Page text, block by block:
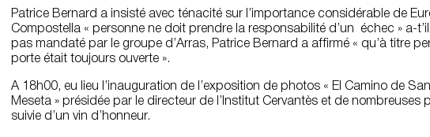
Patrice Bernard a insisté avec ténacité sur l’importance considérable de
Compostella « personne ne doit prendre la responsabilité d’un échec » a-
pas mandaté par le groupe d’Arras, Patrice Bernard a affirmé « qu’à titre
porte était toujours ouverte ».
A 18h00, eu lieu l’inauguration de l’exposition de photos « El Camino de
Meseta » présidée par le directeur de l’Institut Cervantès et de nombreuses
suivie d’un vin d’honneur.